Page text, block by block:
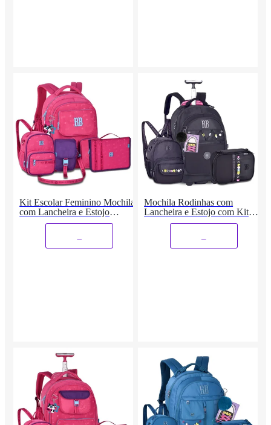
Kit Escolar Feminino Mochila
com Lancheira e Estojo
Fichário
Mochila Rodinhas com
Lancheira e Estojo com Kit
Cadarços